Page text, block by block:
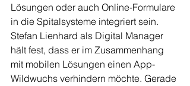
Lösungen oder auch Online-Formulare
in die Spitalsysteme integriert sein.
Stefan Lienhard als Digital Manager
hält fest, dass er im Zusammenhang
mit mobilen Lösungen einen App-
Wildwuchs verhindern möchte. Gerade